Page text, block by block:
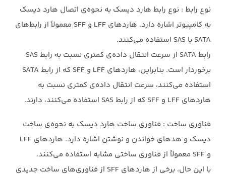
نوع رابط : نوع رابط هارد دیسک به نحوه‌ی اتصال هارد دیسک
به کامپیوتر اشاره دارد. هاردهای ‏LFF و SFF معمولاً از رابط‌های
SATA یا SAS استفاده می‌کنند.‏
رابط SATA از سرعت انتقال داده‌ی کمتری نسبت به رابط SAS
برخوردار است. بنابراین، ‏هاردهای LFF و SFF که از رابط SATA
استفاده می‌کنند، سرعت انتقال داده‌ی کمتری نسبت به
‏هاردهای LFF و SFF که از رابط SAS استفاده می‌کنند، دارند.‏
فناوری ساخت : فناوری ساخت هارد دیسک به نحوه‌ی ساخت
دیسک و هدهای خواندن و نوشتن ‏اشاره دارد. هاردهای LFF
و SFF معمولاً از فناوری ساختی مشابه استفاده می‌کنند.‏
با این حال، برخی از هاردهای SFF از فناوری‌های ساخت جدیدی